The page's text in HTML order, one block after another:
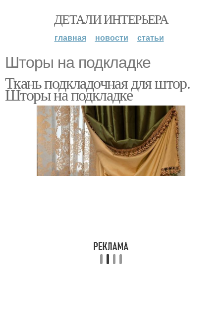
ДЕТАЛИ ИНТЕРЬЕРА
главная новости статьи
Шторы на подкладке
Ткань подкладочная для штор.
Шторы на подкладке